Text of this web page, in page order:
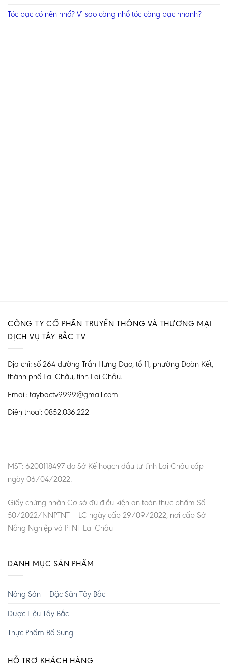
Tóc bạc có nên nhổ? Vì sao càng nhổ tóc càng bạc nhanh?
CÔNG TY CỔ PHẦN TRUYỀN THÔNG VÀ THƯƠNG MẠI
DỊCH VỤ TÂY BẮC TV
Địa chỉ: số 264 đường Trần Hưng Đạo, tổ 11, phường Đoàn Kết,
thành phố Lai Châu, tỉnh Lai Châu.
Email: taybactv9999@gmail.com
Điện thoại: 0852.036.222
MST: 6200118497 do Sở Kế hoạch đầu tư tỉnh Lai Châu cấp
ngày 06/04/2022.
Giấy chứng nhận Cơ sở đủ điều kiện an toàn thực phẩm Số
50/2022/NNPTNT – LC ngày cấp 29/09/2022, nơi cấp Sở
Nông Nghiệp và PTNT Lai Châu
DANH MỤC SẢN PHẨM
Nông Sản – Đặc Sản Tây Bắc
Dược Liệu Tây Bắc
Thực Phẩm Bổ Sung
HỖ TRỢ KHÁCH HÀNG